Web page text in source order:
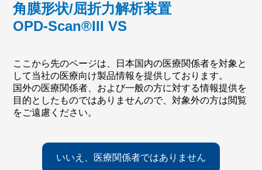
角膜形状/屈折力解析装置
OPD-Scan®III VS
ここから先のページは、日本国内の医療関係者を対象と
して当社の医療向け製品情報を提供しております。
国外の医療関係者、および一般の方に対する情報提供を
目的としたものではありませんので、対象外の方は閲覧
をご遠慮ください。
いいえ、医療関係者ではありません